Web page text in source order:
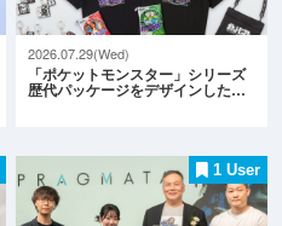
2026.07.29(Wed)
「ポケットモンスター」シリーズ
歴代パッケージをデザインした…
1 User